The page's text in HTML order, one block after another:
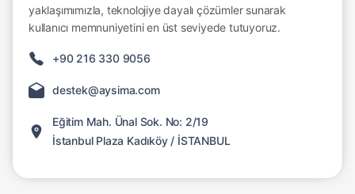
yaklaşımımızla, teknolojiye dayalı çözümler sunarak
kullanıcı memnuniyetini en üst seviyede tutuyoruz.
+90 216 330 9056
destek@aysima.com
Eğitim Mah. Ünal Sok. No: 2/19
İstanbul Plaza Kadıköy / İSTANBUL